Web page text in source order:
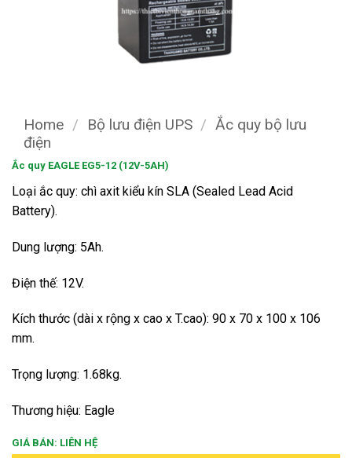
Home / Bộ lưu điện UPS / Ắc quy bộ lưu
điện
Ắc quy EAGLE EG5-12 (12V-5AH)
Loại ắc quy: chì axit kiểu kín SLA (Sealed Lead Acid
Battery).
Dung lượng: 5Ah.
Điện thế: 12V.
Kích thước (dài x rộng x cao x T.cao): 90 x 70 x 100 x 106
mm.
Trọng lượng: 1.68kg.
Thương hiệu: Eagle
GIÁ BÁN: LIÊN HỆ